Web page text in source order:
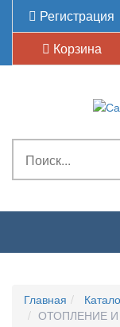
Регистрация
Корзина
Главная
ОТОПЛЕНИЕ